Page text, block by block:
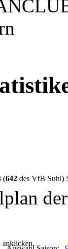
(642des VfB Suhl)
anklicken.